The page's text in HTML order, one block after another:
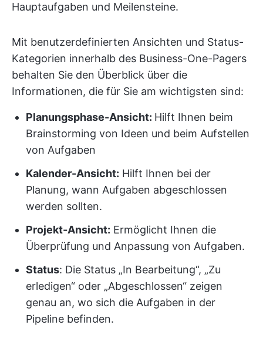
Hauptaufgaben und Meilensteine.
Mit benutzerdefinierten Ansichten und Status-
Kategorien innerhalb des Business-One-Pagers
behalten Sie den Überblick über die
Informationen, die für Sie am wichtigsten sind:
Planungsphase-Ansicht: Hilft Ihnen beim
Brainstorming von Ideen und beim Aufstellen
von Aufgaben
Kalender-Ansicht: Hilft Ihnen bei der
Planung, wann Aufgaben abgeschlossen
werden sollten.
Projekt-Ansicht: Ermöglicht Ihnen die
Überprüfung und Anpassung von Aufgaben.
Status: Die Status „In Bearbeitung“, „Zu
erledigen“ oder „Abgeschlossen“ zeigen
genau an, wo sich die Aufgaben in der
Pipeline befinden.